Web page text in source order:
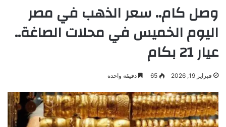
وصل كام.. سعر الذهب في مصر
اليوم الخميس في محلات الصاغة..
عيار 21 بكام
فبراير 19, 2026 65 دقيقة واحدة